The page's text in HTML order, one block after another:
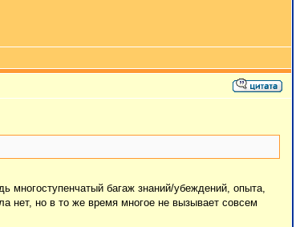
многоступенчатый багаж знаний/убеждений, опыта,
нет, но в то же время многое не вызывает совсем